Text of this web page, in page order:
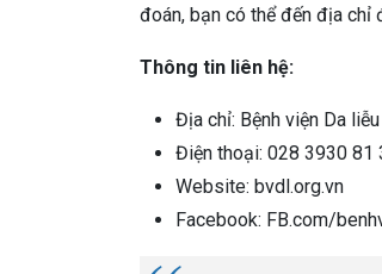
đoán, bạn có thể đến địa
Thông tin liên hệ:
Địa chỉ: Bệnh viện Da
Điện thoại: 028 3930 81
Website: bvdl.org.vn
Facebook: FB.com/